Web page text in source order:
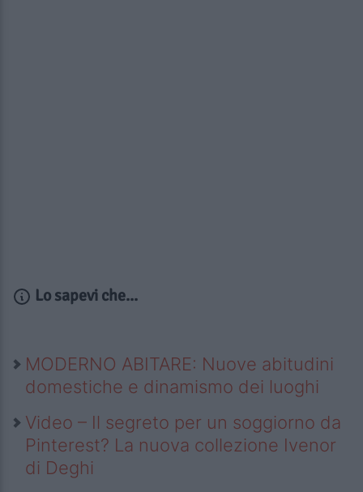
Lo sapevi che...
MODERNO ABITARE: Nuove abitudini
domestiche e dinamismo dei luoghi
Video – Il segreto per un soggiorno da
Pinterest? La nuova collezione Ivenor
di Deghi